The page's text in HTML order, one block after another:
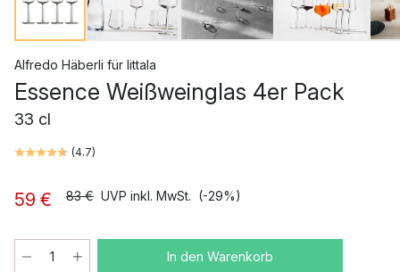
Alfredo Häberli für Iittala
Essence Weißweinglas 4er Pack
33 cl
(4.7)
59 € 83 € UVP inkl. MwSt. (-29%)
In den Warenkorb